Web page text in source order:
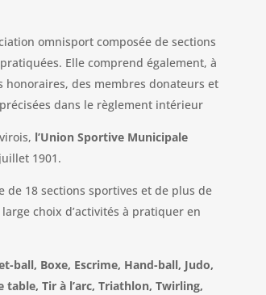
omnisport composée de sections
Elle comprend également, à
des membres donateurs et
dans le règlement intérieur
l’Union Sportive Municipale
1901.
de 18 sections sportives et de plus de
choix d’activités à pratiquer en
ball, Boxe, Escrime, Hand-ball, Judo,
table, Tir à l’arc, Triathlon, Twirling,